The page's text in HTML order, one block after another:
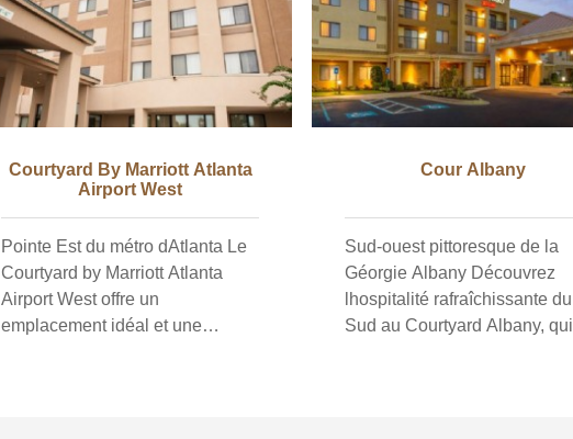
Courtyard By Marriott Atlanta
Airport West
Pointe Est du métro dAtlanta Le
Courtyard by Marriott Atlanta
Airport West offre un
emplacement idéal et une
Cour Albany
Sud-ouest pittoresque de la
Géorgie Albany Découvrez
lhospitalité rafraîchissante du
Sud au Courtyard Albany, qui